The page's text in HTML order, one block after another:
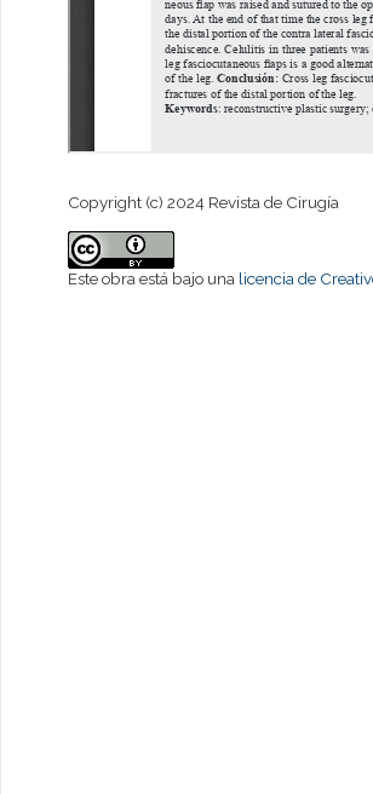
Copyright (c) 2024 Revista de Cirugía
Este obra está bajo una licencia de